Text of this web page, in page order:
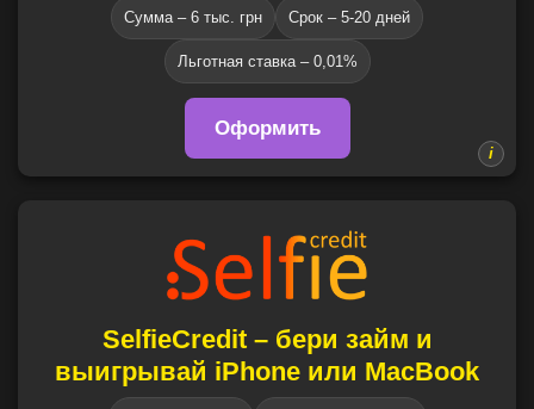
Сумма – 6 тыс. грн Срок – 5-20 дней
Льготная ставка – 0,01%
Оформить
SelfieCredit – бери займ и
выигрывай iPhone или MacBook